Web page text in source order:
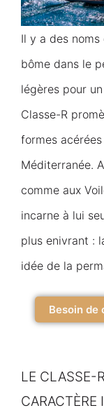
Il y a des
bôme dans le
légères pour
Classe-R
formes
Méditerranée.
comme aux
incarne à lui
plus enivrant :
idée de la
Besoin de
LE CLASSE-
CARACTÈRE